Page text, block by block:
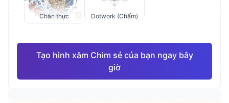
Chân thực Dotwork (Chấm)
Tạo hình xăm Chim sẻ của bạn ngay bây
giờ